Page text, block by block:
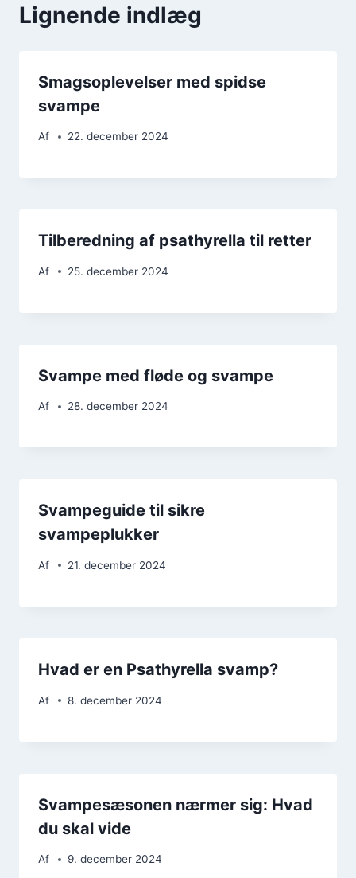
Lignende indlæg
Smagsoplevelser med spidse
svampe
Af 22. december 2024
Tilberedning af psathyrella til retter
Af 25. december 2024
Svampe med fløde og svampe
Af 28. december 2024
Svampeguide til sikre
svampeplukker
Af 21. december 2024
Hvad er en Psathyrella svamp?
Af 8. december 2024
Svampesæsonen nærmer sig: Hvad
du skal vide
Af 9. december 2024